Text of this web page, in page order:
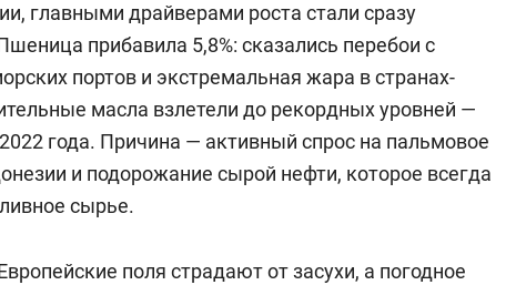
главными драйверами роста стали сразу
прибавила 5,8%: сказались перебои с
портов и экстремальная жара в странах-
масла взлетели до рекордных уровней —
года. Причина — активный спрос на пальмовое
и подорожание сырой нефти, которое всегда
сырье.
поля страдают от засухи, а погодное